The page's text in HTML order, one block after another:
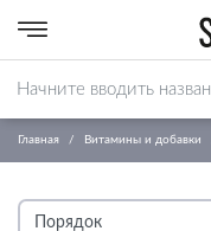
Главная Витамины и добавки